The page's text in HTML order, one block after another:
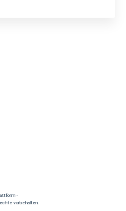
·
vorbehalten.